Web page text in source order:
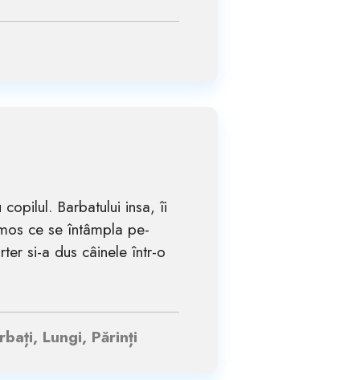
Barbatului insa, îi
ce se întâmpla pe-
si-a dus câinele într-o
Lungi, Părinți